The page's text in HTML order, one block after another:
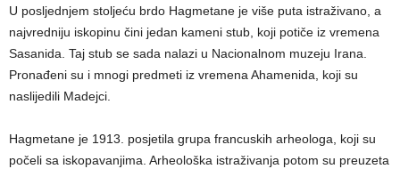
U posljednjem stoljeću brdo Hagmetane je više puta istraživano, a
najvredniju iskopinu čini jedan kameni stub, koji potiče iz vremena
Sasanida. Taj stub se sada nalazi u Nacionalnom muzeju Irana.
Pronađeni su i mnogi predmeti iz vremena Ahamenida, koji su
naslijedili Madejci.
Hagmetane je 1913. posjetila grupa francuskih arheologa, koji su
počeli sa iskopavanjima. Arheološka istraživanja potom su preuzeta